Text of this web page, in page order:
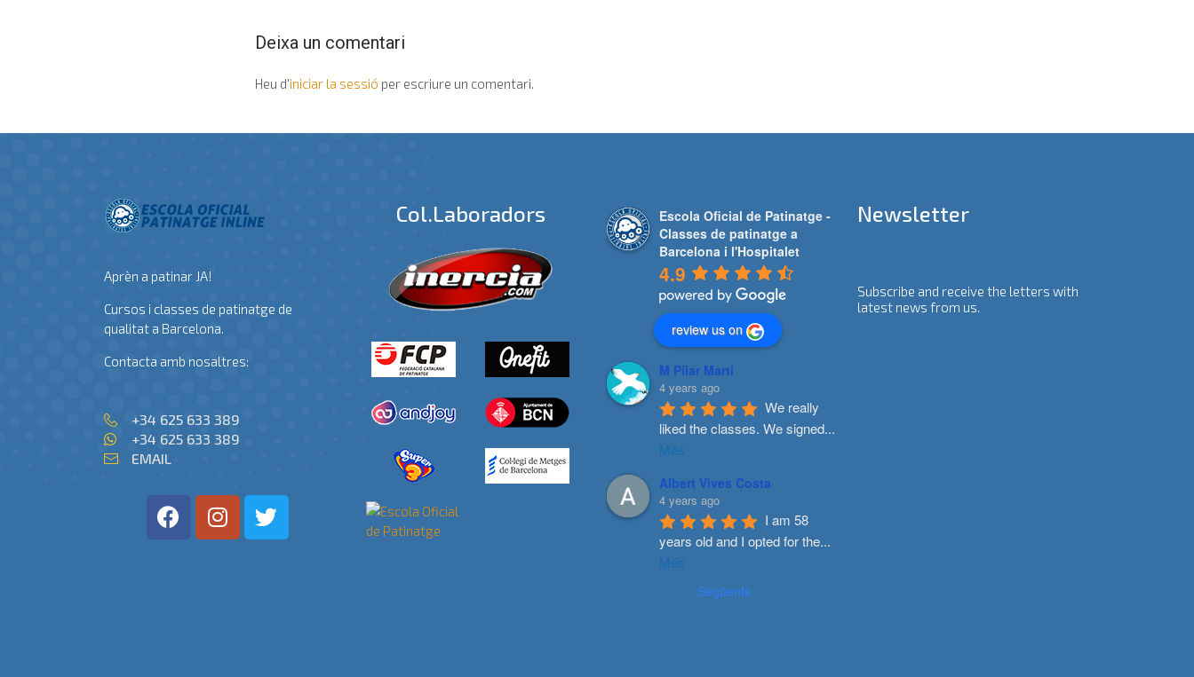
Deixa un comentari
Heu d'iniciar la sessió per escriure un comentari.
Aprèn a patinar JA!
Cursos i classes de patinatge de
qualitat a Barcelona.
Contacta amb nosaltres:
+34 625 633 389
+34 625 633 389
EMAIL
Col.laboradors
Escola Oficial de Patinatge -
Classes de patinatge a
Barcelona i l'Hospitalet
4.9
review us on
M Pilar Marti
4 years ago
We really
liked the classes. We signed...
Més
Albert Vives Costa
4 years ago
I am 58
years old and I opted for the...
Més
Següents
Newsletter
Subscribe and receive the letters with
latest news from us.